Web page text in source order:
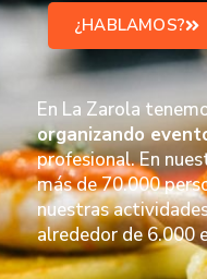
¿HABLAMOS?
En La Zarola
organizando
profesional. En
más de 70.000
nuestras
alrededor de 6.000